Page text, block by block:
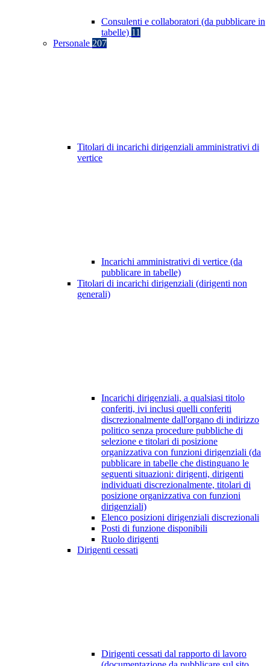
Consulenti e collaboratori (da pubblicare in
tabelle) 11
Personale 207
Titolari di incarichi dirigenziali amministrativi di
vertice
Incarichi amministrativi di vertice (da
pubblicare in tabelle)
Titolari di incarichi dirigenziali (dirigenti non
generali)
Incarichi dirigenziali, a qualsiasi titolo
conferiti, ivi inclusi quelli conferiti
discrezionalmente dall'organo di indirizzo
politico senza procedure pubbliche di
selezione e titolari di posizione
organizzativa con funzioni dirigenziali (da
pubblicare in tabelle che distinguano le
seguenti situazioni: dirigenti, dirigenti
individuati discrezionalmente, titolari di
posizione organizzativa con funzioni
dirigenziali)
Elenco posizioni dirigenziali discrezionali
Posti di funzione disponibili
Ruolo dirigenti
Dirigenti cessati
Dirigenti cessati dal rapporto di lavoro